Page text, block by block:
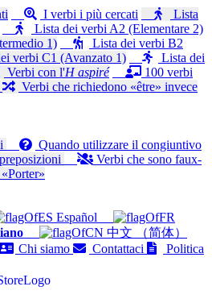
I verbi i più cercati
Lista
Lista dei verbi A2 (Elementare 2)
1)
Lista dei verbi B2
verbi C1 (Avanzato 1)
Lista dei
Verbi con l'H aspiré
100 verbi
Verbi che richiedono «être» invece
Quando utilizzare il congiuntivo
Verbi che sono faux-
Español
中文 （简体）
Chi siamo Contattaci
Politica